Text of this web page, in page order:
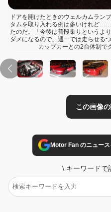
ドアを開けたときのウェルカムラン
タムを取り入れる例は多いけれど
たのだ。「今後は普段乗りというよ
ダメになるので、週一では走らせる
カップカーとの2台体制で
この画像の記事を
Motor Fan のニュー
\ キーワードで